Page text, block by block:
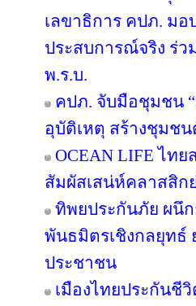
เลขาธิการ คปภ. ม
ประสบการณ์จริง ร่
พ.ร.บ.
คปภ. จับมือชุมชน
อุบัติเหตุ สร้างชุมช
OCEAN LIFE ไทย
สัมผัสเสน่ห์คลาสสิก
ทิพยประกันภัย ผนึ
พันธมิตรเชิงกลยุทธ์
ประชาชน
เมืองไทยประกันชีวิ